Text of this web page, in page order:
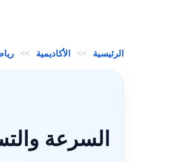
الرئيسية >> الأكاديمية >>
السرعة